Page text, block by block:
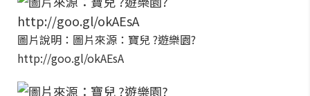
圖片說明：圖片來源：寶兒 ?遊樂園?
http://goo.gl/okAEsA